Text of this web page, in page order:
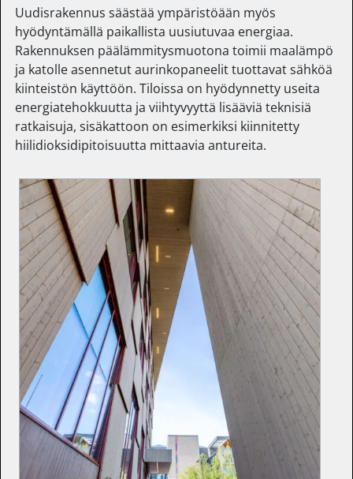
Uudisrakennus säästää ympäristöään myös
hyödyntämällä paikallista uusiutuvaa energiaa.
Rakennuksen päälämmitysmuotona toimii maalämpö
ja katolle asennetut aurinkopaneelit tuottavat sähköä
kiinteistön käyttöön. Tiloissa on hyödynnetty useita
energiatehokkuutta ja viihtyvyyttä lisääviä teknisiä
ratkaisuja, sisäkattoon on esimerkiksi kiinnitetty
hiilidioksidipitoisuutta mittaavia antureita.